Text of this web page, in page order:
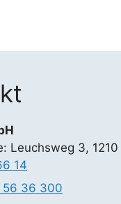
Leuchsweg 3, 1210
14
56 36 300